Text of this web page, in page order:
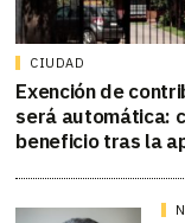
CIUDAD
Exención de
será automática:
beneficio tras la